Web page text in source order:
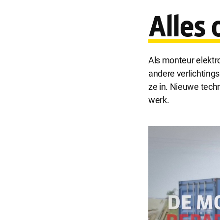
Functionele
website goed
Analytische
kunnen wij
Marketing
zoals
Alles
Als monteur
andere
ze in. Nieuwe
werk.